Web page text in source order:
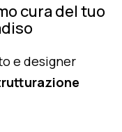
cura del tuo
e designer